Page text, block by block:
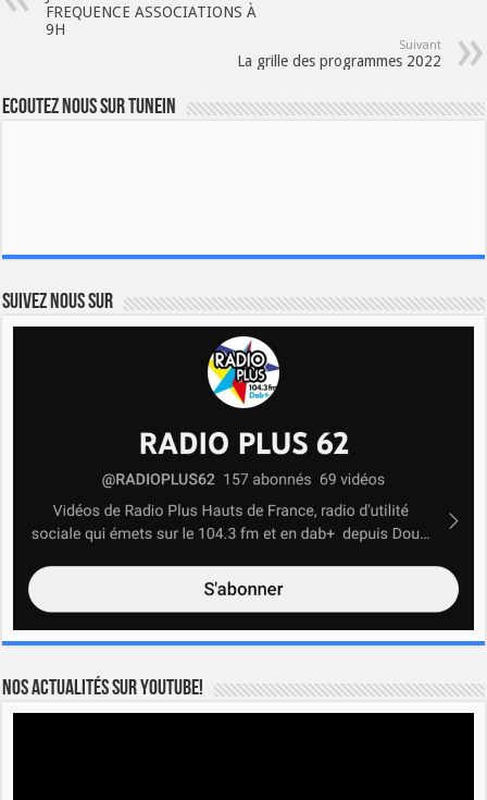
FREQUENCE ASSOCIATIONS À
9H
Suivant
La grille des programmes 2022
Ecoutez nous sur TuneIn
Suivez nous sur
Nos actualités sur YOUTUBE!